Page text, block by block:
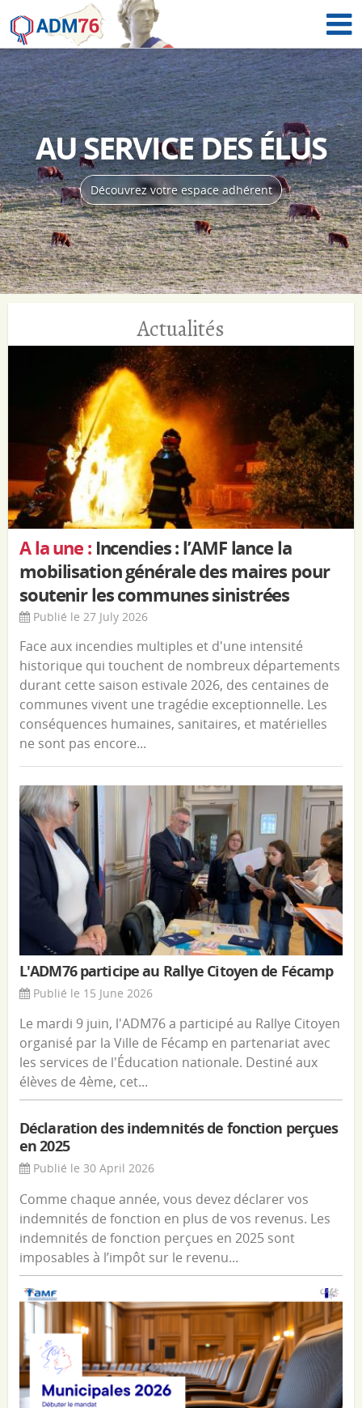
AU SERVICEDES ÉLUS
Découvrez votre espace adhérent
Actualités
A la une :Incendies : l’AMF lance la
mobilisation générale des maires pour
soutenir les communes sinistrées
Publié le 27 July 2026
Face aux incendies multiples et d'une intensité
historique qui touchent de nombreux départements
durant cette saison estivale 2026, des centaines de
communes vivent une tragédie exceptionnelle. Les
conséquences humaines, sanitaires, et matérielles
ne sont pas encore...
L'ADM76 participe au Rallye Citoyen de Fécamp
Publié le 15 June 2026
Le mardi 9 juin, l'ADM76 a participé au Rallye Citoyen
organisé par la Ville de Fécamp en partenariat avec
les services de l'Éducation nationale. Destiné aux
élèves de 4ème, cet...
Déclaration des indemnités de fonction perçues
en 2025
Publié le 30 April 2026
Comme chaque année, vous devez déclarer vos
indemnités de fonction en plus de vos revenus. Les
indemnités de fonction perçues en 2025 sont
imposables à l’impôt sur le revenu...